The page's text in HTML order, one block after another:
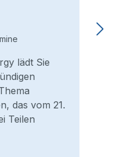
lädt Sie
das vom 21.
Teilen